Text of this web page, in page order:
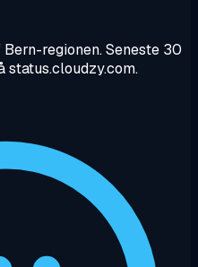
regionen. Seneste 30
status.cloudzy.com.